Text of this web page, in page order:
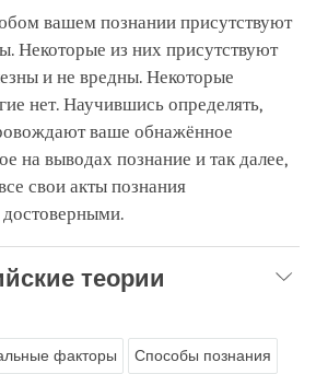
вашем познании присутствуют
Некоторые из них присутствуют
и не вредны. Некоторые
нет. Научившись определять,
ваше обнажённое
на выводах познание и так далее,
свои акты познания
теории
факторы Способы познания